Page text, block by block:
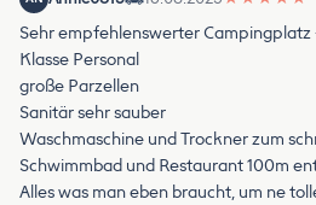
Sehr empfehlenswerter Campingplatz
Klasse Personal
große Parzellen
Sanitär sehr sauber
Waschmaschine und Trockner zum
Schwimmbad und Restaurant 100m
Alles was man eben braucht, um ne